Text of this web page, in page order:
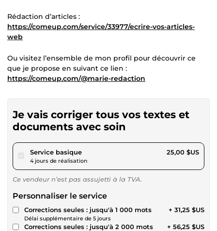
Rédaction d’articles :
https://comeup.com/service/33977/ecrire-vos-articles-
web
Ou visitez l’ensemble de mon profil pour découvrir ce
que je propose en suivant ce lien :
https://comeup.com/@marie-redaction
Je vais corriger tous vos textes et
documents avec soin
Service basiquepour 23,04 $US
4 jours de réalisation
25,00 $US
Ce vendeur n’est pas assujetti à la TVA.
Personnaliser le service
Corrections seules : jusqu'à 1 000 mots
Délai supplémentaire de 5 jours
+ 31,25 $US
Corrections seules : jusqu'à 2 000 mots + 56,25 $US